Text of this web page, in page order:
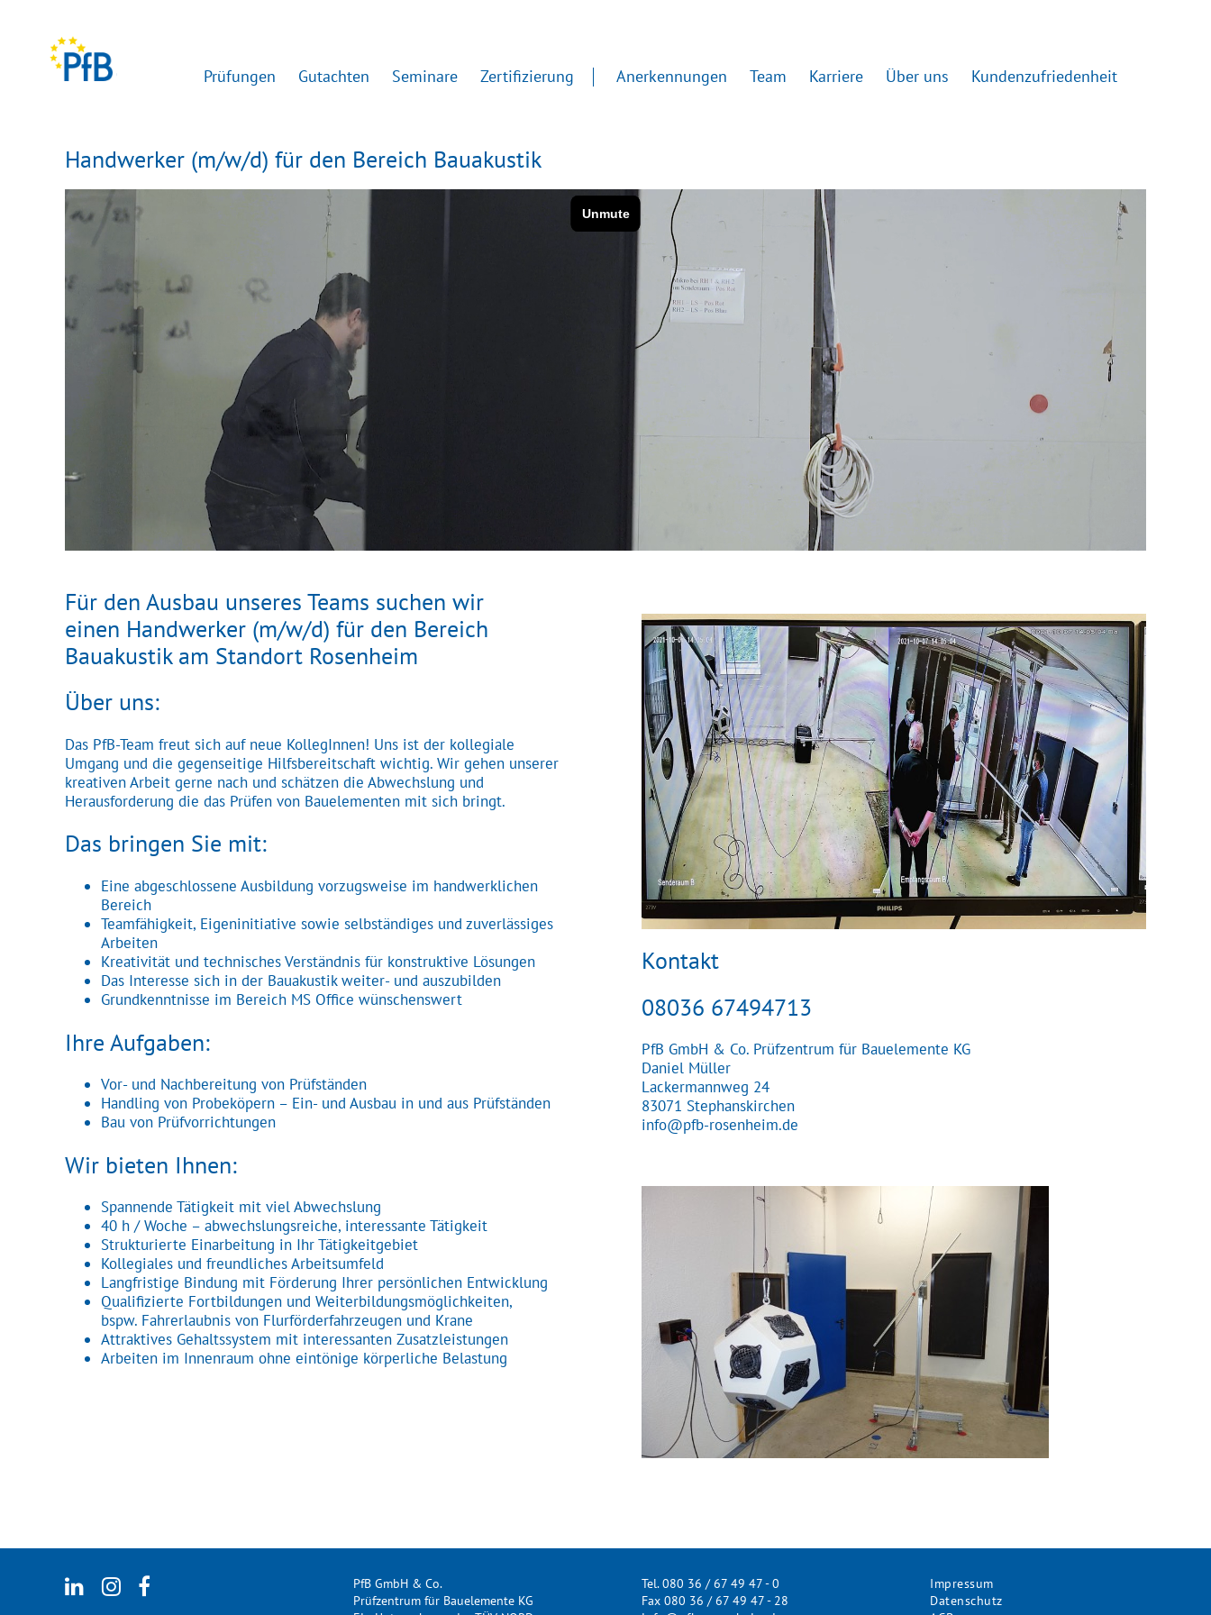
Prüfungen Gutachten Seminare Zertifizierung Anerkennungen Team Karriere Über uns Kundenzufriedenheit
Handwerker (m/w/d) für den Bereich Bauakustik
Für den Ausbau unseres Teams suchen wir
einen Handwerker (m/w/d) für den Bereich
Bauakustik am Standort Rosenheim
Über uns:
Das PfB-Team freut sich auf neue KollegInnen! Uns ist der kollegiale
Umgang und die gegenseitige Hilfsbereitschaft wichtig. Wir gehen unserer
kreativen Arbeit gerne nach und schätzen die Abwechslung und
Herausforderung die das Prüfen von Bauelementen mit sich bringt.
Das bringen Sie mit:
Eine abgeschlossene Ausbildung vorzugsweise im handwerklichen
Bereich
Teamfähigkeit, Eigeninitiative sowie selbständiges und zuverlässiges
Arbeiten
Kreativität und technisches Verständnis für konstruktive Lösungen
Das Interesse sich in der Bauakustik weiter- und auszubilden
Grundkenntnisse im Bereich MS Office wünschenswert
Ihre Aufgaben:
Vor- und Nachbereitung von Prüfständen
Handling von Probeköpern – Ein- und Ausbau in und aus Prüfständen
Bau von Prüfvorrichtungen
Wir bieten Ihnen:
Spannende Tätigkeit mit viel Abwechslung
40 h / Woche – abwechslungsreiche, interessante Tätigkeit
Strukturierte Einarbeitung in Ihr Tätigkeitgebiet
Kollegiales und freundliches Arbeitsumfeld
Langfristige Bindung mit Förderung Ihrer persönlichen Entwicklung
Qualifizierte Fortbildungen und Weiterbildungsmöglichkeiten,
bspw. Fahrerlaubnis von Flurförderfahrzeugen und Krane
Attraktives Gehaltssystem mit interessanten Zusatzleistungen
Arbeiten im Innenraum ohne eintönige körperliche Belastung
Kontakt
08036 67494713
PfB GmbH & Co. Prüfzentrum für Bauelemente KG
Daniel Müller
Lackermannweg 24
83071 Stephanskirchen
info@pfb-rosenheim.de
PfB GmbH & Co.
Prüfzentrum für Bauelemente KG
Tel. 080 36 / 67 49 47 - 0
Fax 080 36 / 67 49 47 - 28
Impressum
Datenschutz